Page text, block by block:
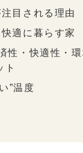
目される理由
適に暮らす家
性・快適性・環
ト
”温度